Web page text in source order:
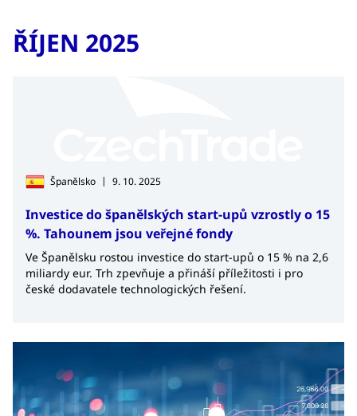
ŘÍJEN 2025
Španělsko | 9. 10. 2025
Investice do španělských start-upů vzrostly o 15
%. Tahounem jsou veřejné fondy
Ve Španělsku rostou investice do start-upů o 15 % na 2,6
miliardy eur. Trh zpevňuje a přináší příležitosti i pro
české dodavatele technologických řešení.